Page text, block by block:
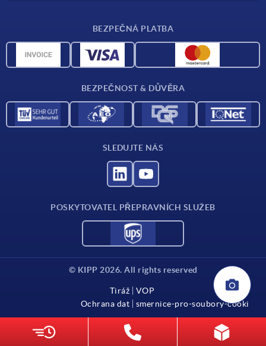
CAD data
BEZPEČNÁ PLATBA
BEZPEČNOST & DŮVĚRA
SLEDUJTE NÁS
POSKYTOVATEL PŘEPRAVNÍCH SLUŽEB
© KIPP 2026. All rights reserved
Tiráž
VOP
Ochrana dat
smernice-pro-soubory-cooki